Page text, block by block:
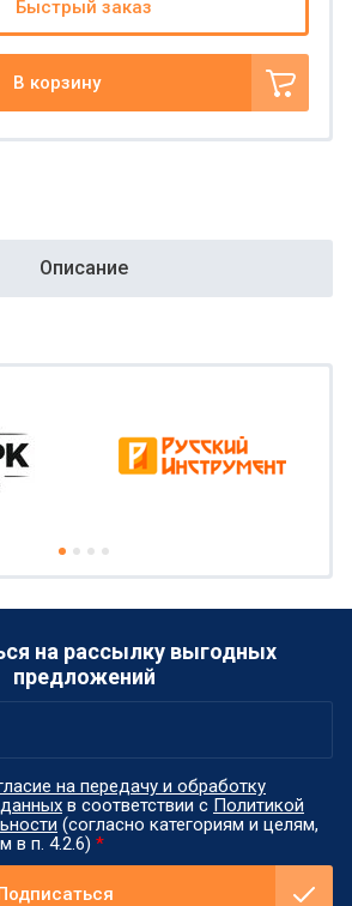
В корзину
Быстрый заказ
Описание
на рассылку выгодных
предложений
на передачу и обработку
в соответствии с Политикой
(согласно категориям и целям,
в п. 4.2.6) *